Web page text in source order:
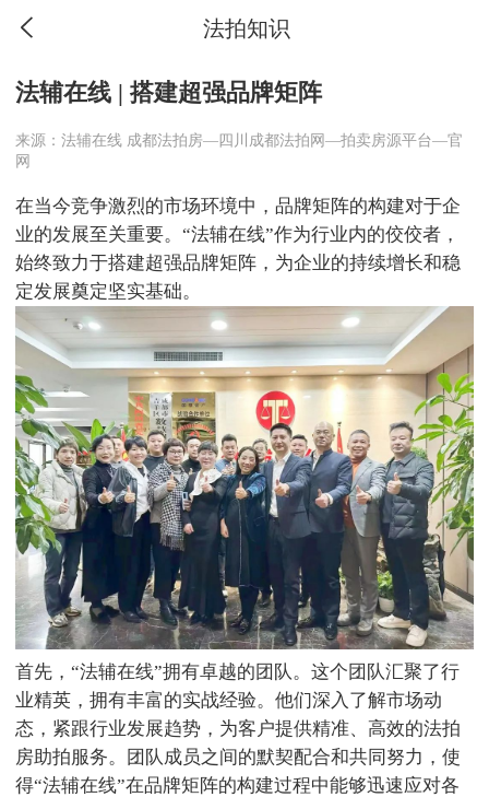
法拍知识
法辅在线 | 搭建超强品牌矩阵
来源：法辅在线 成都法拍房—四川成都法拍网—拍卖房源平台—官
网
在当今竞争激烈的市场环境中，品牌矩阵的构建对于企
业的发展至关重要。“法辅在线”作为行业内的佼佼者，
始终致力于搭建超强品牌矩阵，为企业的持续增长和稳
定发展奠定坚实基础。
首先，“法辅在线”拥有卓越的团队。这个团队汇聚了行
业精英，拥有丰富的实战经验。他们深入了解市场动
态，紧跟行业发展趋势，为客户提供精准、高效的法拍
房助拍服务。团队成员之间的默契配合和共同努力，使
得“法辅在线”在品牌矩阵的构建过程中能够迅速应对各